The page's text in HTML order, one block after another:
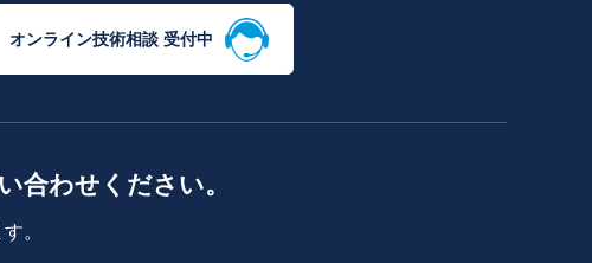
オンライン技術相談 受付中
合わせください。
。